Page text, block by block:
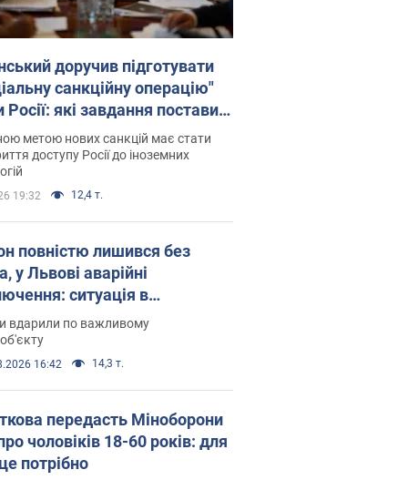
доручив підготувати
санкційну операцію"
Росії: які завдання поставив
Фото
метою нових санкцій має стати
доступу Росії до іноземних
19:32 12,4 т.
повністю лишився без
у Львові аварійні
ситуація в
6 серпня
вдарили по важливому
16:42 14,3 т.
передасть Міноборони
чоловіків 18-60 років: для
потрібно